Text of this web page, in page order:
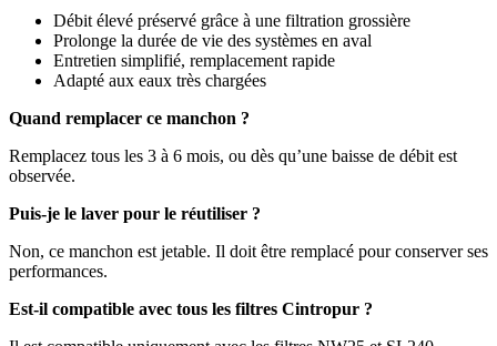
Débit élevé préservé grâce à une filtration grossière
Prolonge la durée de vie des systèmes en aval
Entretien simplifié, remplacement rapide
Adapté aux eaux très chargées
Quand remplacer ce manchon ?
Remplacez tous les 3 à 6 mois, ou dès qu’une baisse de débit est
observée.
Puis-je le laver pour le réutiliser ?
Non, ce manchon est jetable. Il doit être remplacé pour conserver ses
performances.
Est-il compatible avec tous les filtres Cintropur ?